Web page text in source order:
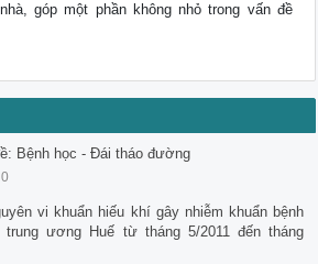
góp một phần không nhỏ trong vấn đề
Bệnh học - Đái tháo đường
0
vi khuẩn hiếu khí gây nhiễm khuẩn bệnh
ương Huế từ tháng 5/2011 đến tháng